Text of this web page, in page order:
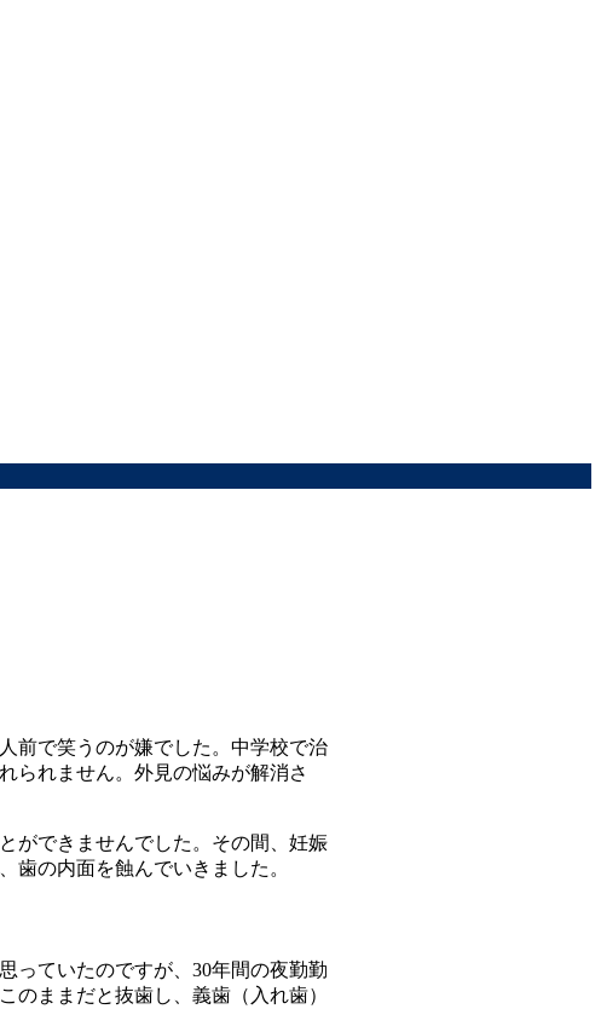
前で笑うのが嫌でした。中学校で治
られません。外見の悩みが解消さ
ができませんでした。その間、妊娠
歯の内面を蝕んでいきました。
っていたのですが、30年間の夜勤勤
のままだと抜歯し、義歯（入れ歯）